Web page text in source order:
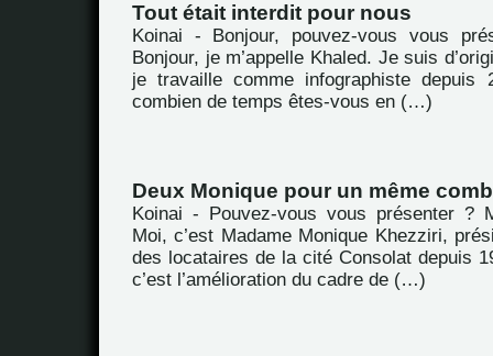
Tout était interdit pour nous
Koinai - Bonjour, pouvez-vous vous
Bonjour, je m’appelle Khaled. Je suis
je travaille comme infographiste depuis
combien de temps êtes-vous en (…)
Deux Monique pour un même
Koinai - Pouvez-vous vous présenter ?
Moi, c’est Madame Monique Khezziri,
des locataires de la cité Consolat depuis
c’est l’amélioration du cadre de (…)